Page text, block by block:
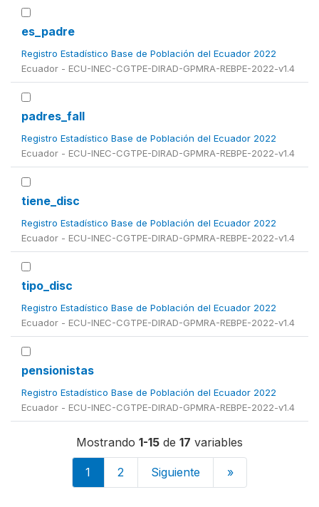
es_padre
Registro Estadístico Base de Población del Ecuador 2022
Ecuador - ECU-INEC-CGTPE-DIRAD-GPMRA-REBPE-2022-v1.4
padres_fall
Registro Estadístico Base de Población del Ecuador 2022
Ecuador - ECU-INEC-CGTPE-DIRAD-GPMRA-REBPE-2022-v1.4
tiene_disc
Registro Estadístico Base de Población del Ecuador 2022
Ecuador - ECU-INEC-CGTPE-DIRAD-GPMRA-REBPE-2022-v1.4
tipo_disc
Registro Estadístico Base de Población del Ecuador 2022
Ecuador - ECU-INEC-CGTPE-DIRAD-GPMRA-REBPE-2022-v1.4
pensionistas
Registro Estadístico Base de Población del Ecuador 2022
Ecuador - ECU-INEC-CGTPE-DIRAD-GPMRA-REBPE-2022-v1.4
Mostrando 1-15 de 17 variables
1 2 Siguiente »